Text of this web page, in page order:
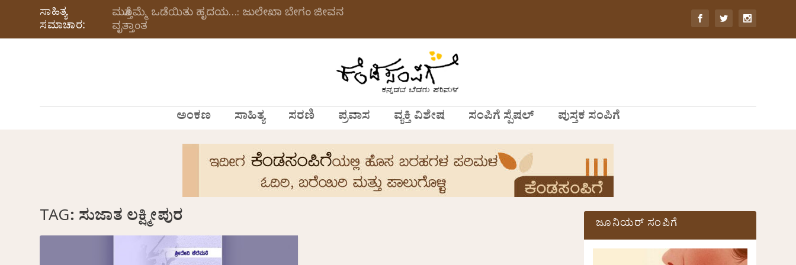
ಸಾಹಿತ್ಯ
ಸಮಾಚಾರ:
ಮತ್ತೊಮ್ಮೆ ಒಡೆಯಿತು ಹೃದಯ…: ಜುಲೇಖಾ ಬೇಗಂ ಜೀವನ
ವೃತ್ತಾಂತ
ಅಂಕಣ ಸಾಹಿತ್ಯ ಸರಣಿ ಪ್ರವಾಸ ವ್ಯಕ್ತಿ ವಿಶೇಷ ಸಂಪಿಗೆ ಸ್ಪೆಷಲ್ ಪುಸ್ತಕ ಸಂಪಿಗೆ
TAG: ಸುಜಾತ ಲಕ್ಷ್ಮೀಪುರ ಜೂನಿಯರ್ ಸಂಪಿಗೆ